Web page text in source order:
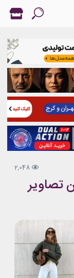
2,048
تصاویر